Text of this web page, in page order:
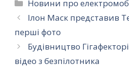
Новини про
Ілон Маск представив
перші фото
Будівництво
відео з безпілотника